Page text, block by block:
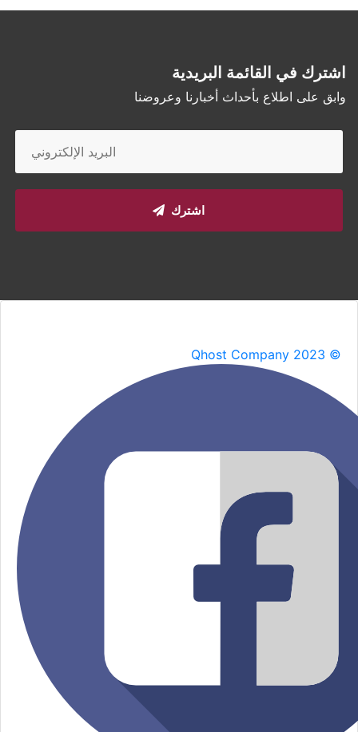
اشترك في القائمة البريدية
وابق على اطلاع بأحداث أخبارنا وعروضنا
اشترك
Qhost Company 2023 ©